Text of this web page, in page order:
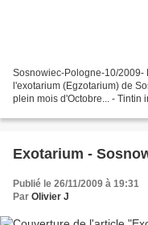
Sosnowiec-Pologne-10/2009-
l'exotarium (Egzotarium) de
plein mois d'Octobre... - Tintin
Exotarium -
Publié le 26/11/2009 à 19:31
Par Olivier J